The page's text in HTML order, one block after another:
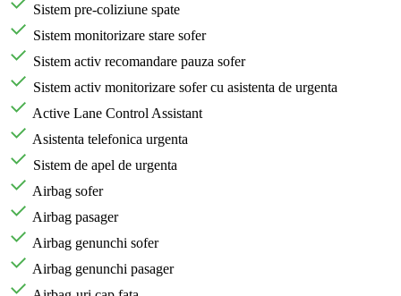
Sistem pre-coliziune spate
Sistem monitorizare stare sofer
Sistem activ recomandare pauza sofer
Sistem activ monitorizare sofer cu asistenta de urgenta
Active Lane Control Assistant
Asistenta telefonica urgenta
Sistem de apel de urgenta
Airbag sofer
Airbag pasager
Airbag genunchi sofer
Airbag genunchi pasager